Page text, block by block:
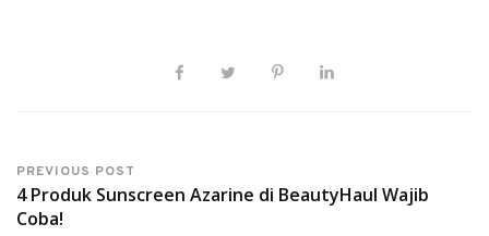
PREVIOUS POST
4 Produk Sunscreen Azarine di BeautyHaul Wajib
Coba!